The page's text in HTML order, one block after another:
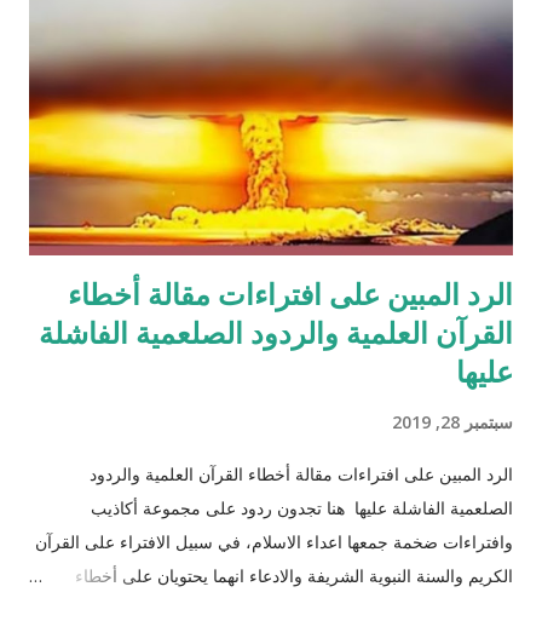
الرد المبين على افتراءات مقالة أخطاء
القرآن العلمية والردود الصلعمية الفاشلة
عليها
سبتمبر 28, 2019
الرد المبين على افتراءات مقالة أخطاء القرآن العلمية والردود
الصلعمية الفاشلة عليها هنا تجدون ردود على مجموعة أكاذيب
وافتراءات ضخمة جمعها اعداء الاسلام، في سبيل الافتراء على القرآن
الكريم والسنة النبوية الشريفة والادعاء انهما يحتويان على أخطاء